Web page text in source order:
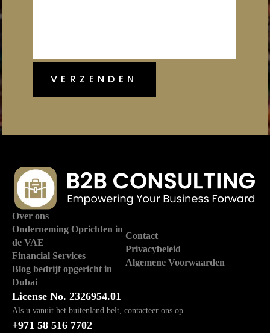
Over ons
Onderneming Oprichten in
de VAE
Financial Services
Blog bedrijf opgericht in
Dubai
Contact
Privacybeleid
Algemene Voorwaarden
License No. 2326954.01
Als u vanuit het buitenland belt, contacteer ons op
+971 58 516 7702